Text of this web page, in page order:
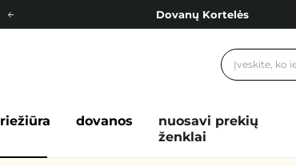
Dovanų Kortelės
Nemokamas pristatymas nuo
dovanos
nuosavi prekių
ženklai